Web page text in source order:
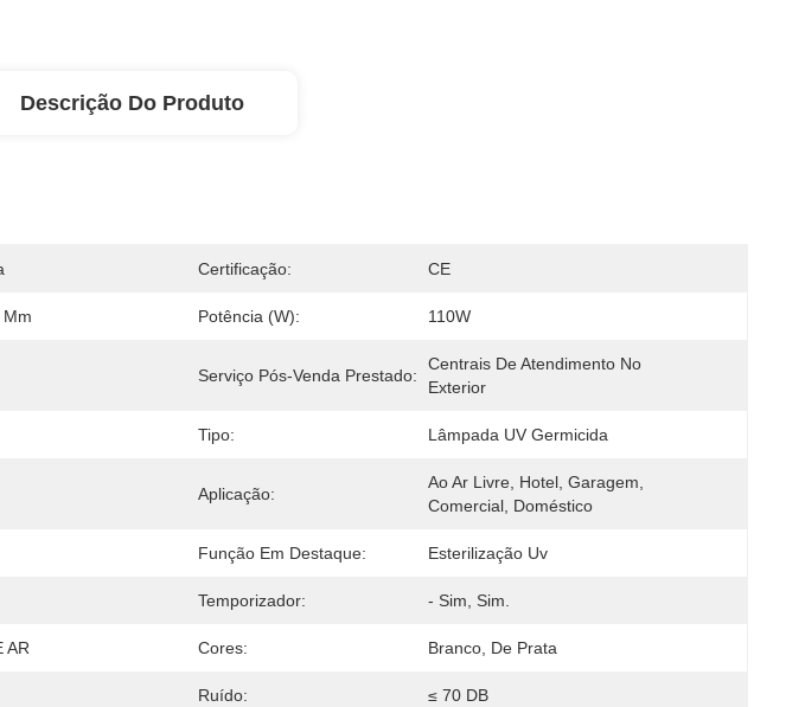
Descrição Do Produto
Certificação: CE
Potência (W): 110W
Serviço Pós-Venda Prestado:
Centrais De Atendimento No
Exterior
Tipo: Lâmpada UV Germicida
Aplicação:
Ao Ar Livre, Hotel, Garagem,
Comercial, Doméstico
Função Em Destaque: Esterilização Uv
Temporizador: - Sim, Sim.
AR Cores: Branco, De Prata
Ruído: ≤ 70 DB